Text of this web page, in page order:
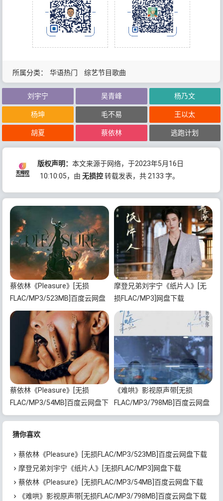
所属分类： 华语热门 综艺节目歌曲
刘宇宁 吴青峰 杨乃文
杨坤 毛不易 王以太
胡夏 蔡依林 逃跑计划
版权声明：本文来源于网络，于2023年5月16日
10:10:05，由无损控转载发表，共 2133 字。
蔡依林《Pleasure》[无损
FLAC/MP3/523MB]百度云网盘
下载
摩登兄弟刘宇宁《纸片人》[无
损FLAC/MP3]网盘下载
蔡依林《Pleasure》[无损
FLAC/MP3/54MB]百度云网盘下
载
《难哄》影视原声带[无损
FLAC/MP3/798MB]百度云网盘
下载
猜你喜欢
蔡依林《Pleasure》[无损FLAC/MP3/523MB]百度云网盘下载
摩登兄弟刘宇宁《纸片人》[无损FLAC/MP3]网盘下载
蔡依林《Pleasure》[无损FLAC/MP3/54MB]百度云网盘下载
《难哄》影视原声带[无损FLAC/MP3/798MB]百度云网盘下载